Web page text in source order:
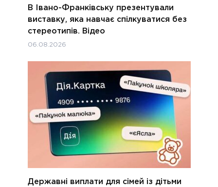
В Івано-Франківську презентували
виставку, яка навчає спілкуватися без
стереотипів. Відео
06.08.2026
Державні виплати для сімей із дітьми